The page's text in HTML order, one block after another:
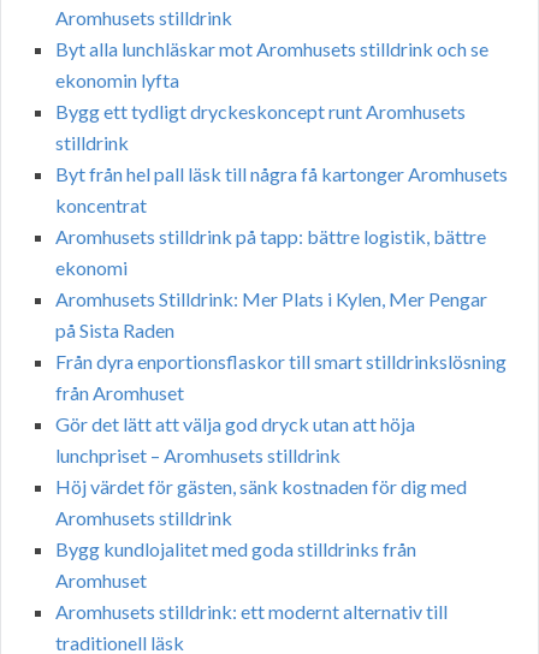
Aromhusets stilldrink
Byt alla lunchläskar mot Aromhusets stilldrink och se
ekonomin lyfta
Bygg ett tydligt dryckeskoncept runt Aromhusets
stilldrink
Byt från hel pall läsk till några få kartonger Aromhusets
koncentrat
Aromhusets stilldrink på tapp: bättre logistik, bättre
ekonomi
Aromhusets Stilldrink: Mer Plats i Kylen, Mer Pengar
på Sista Raden
Från dyra enportionsflaskor till smart stilldrinkslösning
från Aromhuset
Gör det lätt att välja god dryck utan att höja
lunchpriset – Aromhusets stilldrink
Höj värdet för gästen, sänk kostnaden för dig med
Aromhusets stilldrink
Bygg kundlojalitet med goda stilldrinks från
Aromhuset
Aromhusets stilldrink: ett modernt alternativ till
traditionell läsk